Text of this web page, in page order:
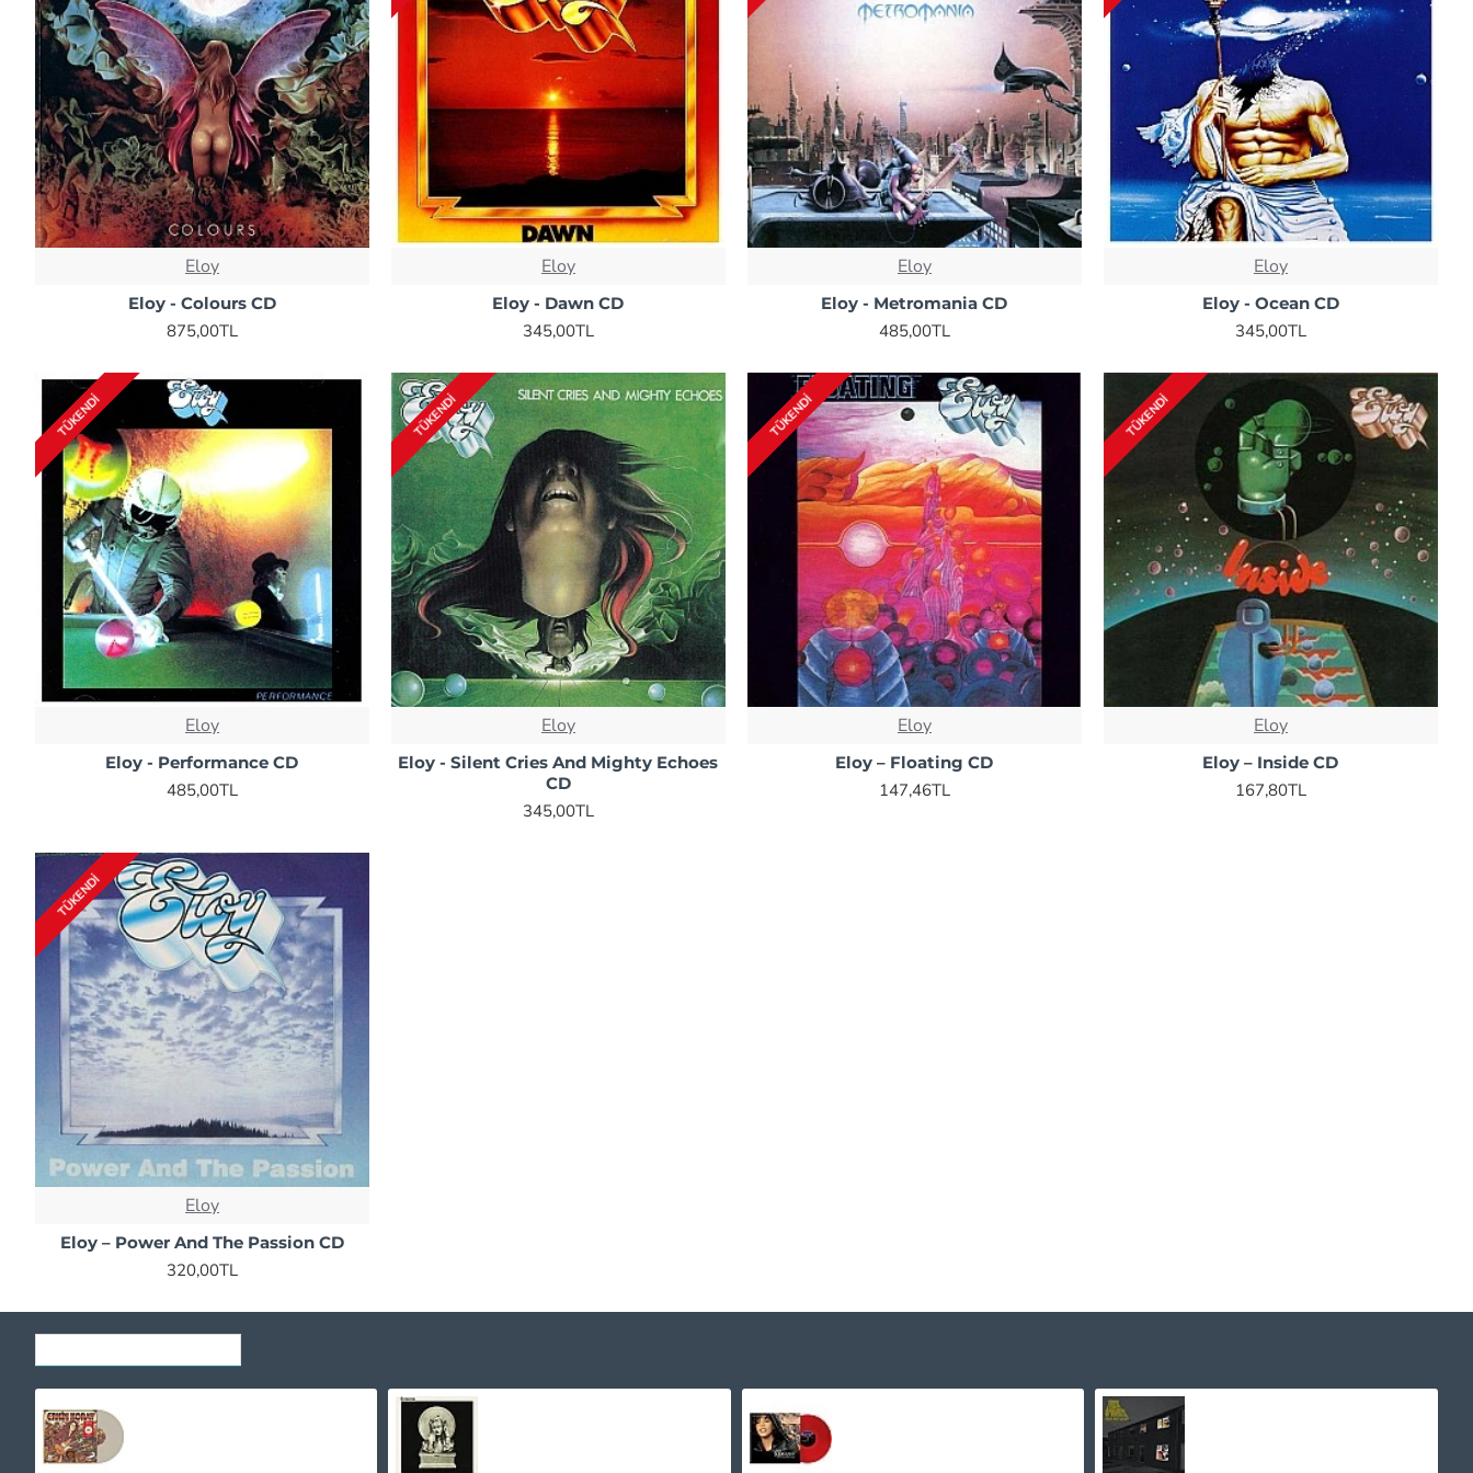
Eloy
Eloy - Colours CD
875,00TL
Eloy
Eloy - Dawn CD
345,00TL
Eloy
Eloy - Metromania CD
485,00TL
Eloy
Eloy - Ocean CD
345,00TL
TÜKENDI
Eloy
Eloy - Performance CD
485,00TL
TÜKENDI
Eloy
Eloy - Silent Cries And Mighty Echoes
CD
345,00TL
TÜKENDI
Eloy
Eloy – Floating CD
147,46TL
TÜKENDI
Eloy
Eloy – Inside CD
167,80TL
TÜKENDI
Eloy
Eloy – Power And The Passion CD
320,00TL